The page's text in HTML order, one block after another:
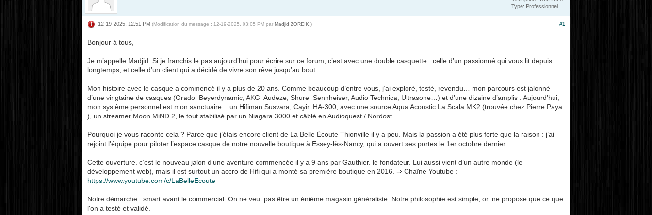
Type: Professionnel
#1
12-19-2025, 12:51 PM (Modification du message : 12-19-2025, 03:05 PM par Madjid ZOREIK .)
Bonjour à tous,
Je m’appelle Madjid. Si je franchis le pas aujourd’hui pour écrire sur ce forum, c’est avec une double casquette : celle d’un passionné qui vous lit depuis
longtemps, et celle d’un client qui a décidé de vivre son rêve jusqu’au bout.
Mon histoire avec le casque a commencé il y a plus de 20 ans. Comme beaucoup d’entre vous, j’ai exploré, testé, revendu… mon parcours est jalonné
d’une vingtaine de casques (Grado, Beyerdynamic, AKG, Audeze, Shure, Sennheiser, Audio Technica, Ultrasone…) et d’une dizaine d’amplis . Aujourd’hui,
mon système personnel est mon sanctuaire : un Hifiman Susvara, Cayin HA-300, avec une source Aqua Acoustic La Scala MK2 (trouvée chez Pierre Paya
), un streamer Moon MiND 2, le tout stabilisé par un Niagara 3000 et câblé en Audioquest / Nordost.
Pourquoi je vous raconte cela ? Parce que j’étais encore client de La Belle Écoute Thionville il y a peu. Mais la passion a été plus forte que la raison : j’ai
rejoint l'équipe pour piloter l’espace casque de notre nouvelle boutique à Essey-lès-Nancy, qui a ouvert ses portes le 1er octobre dernier.
Cette ouverture, c’est le nouveau jalon d'une aventure commencée il y a 9 ans par Gauthier, le fondateur. Lui aussi vient d’un autre monde (le
développement web), mais il est surtout un accro de Hifi qui a monté sa première boutique en 2016. ⇒ Chaîne Youtube :
https://www.youtube.com/c/LaBelleEcoute
Notre démarche : smart avant le commercial. On ne veut pas être un énième magasin généraliste. Notre philosophie est simple, on ne propose que ce que
l'on a testé et validé.